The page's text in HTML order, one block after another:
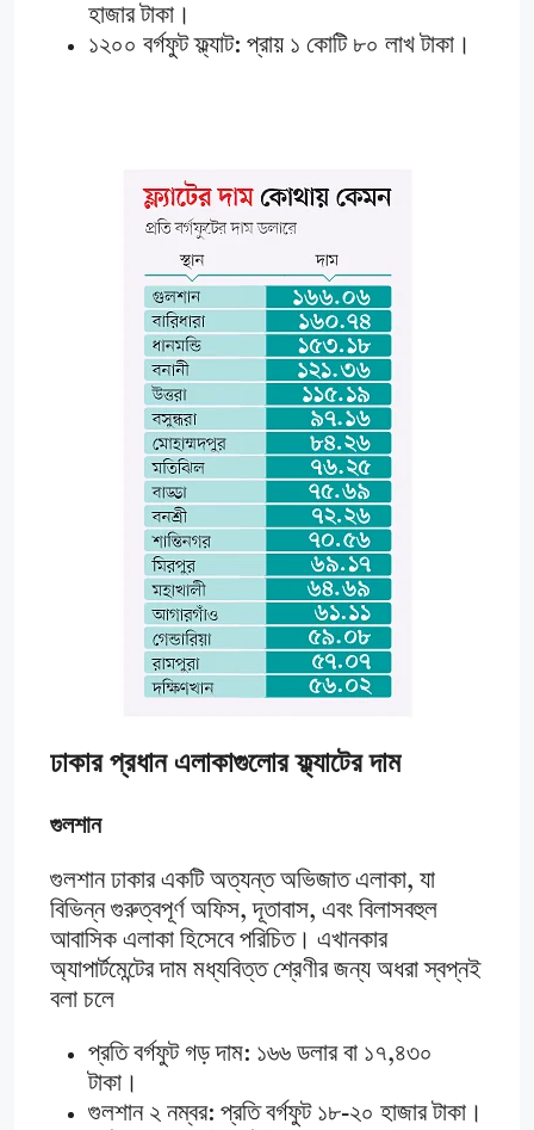
হাজার টাকা।
১২০০ বর্গফুট ফ্ল্যাট: প্রায় ১ কোটি ৮০ লাখ টাকা।
ঢাকার প্রধান এলাকাগুলোর ফ্ল্যাটের দাম
গুলশান
গুলশান ঢাকার একটি অত্যন্ত অভিজাত এলাকা, যা
বিভিন্ন গুরুত্বপূর্ণ অফিস, দূতাবাস, এবং বিলাসবহুল
আবাসিক এলাকা হিসেবে পরিচিত। এখানকার
অ্যাপার্টমেন্টের দাম মধ্যবিত্ত শ্রেণীর জন্য অধরা স্বপ্নই
বলা চলে
প্রতি বর্গফুট গড় দাম: ১৬৬ ডলার বা ১৭,৪৩০
টাকা।
গুলশান ২ নম্বর: প্রতি বর্গফুট ১৮-২০ হাজার টাকা।